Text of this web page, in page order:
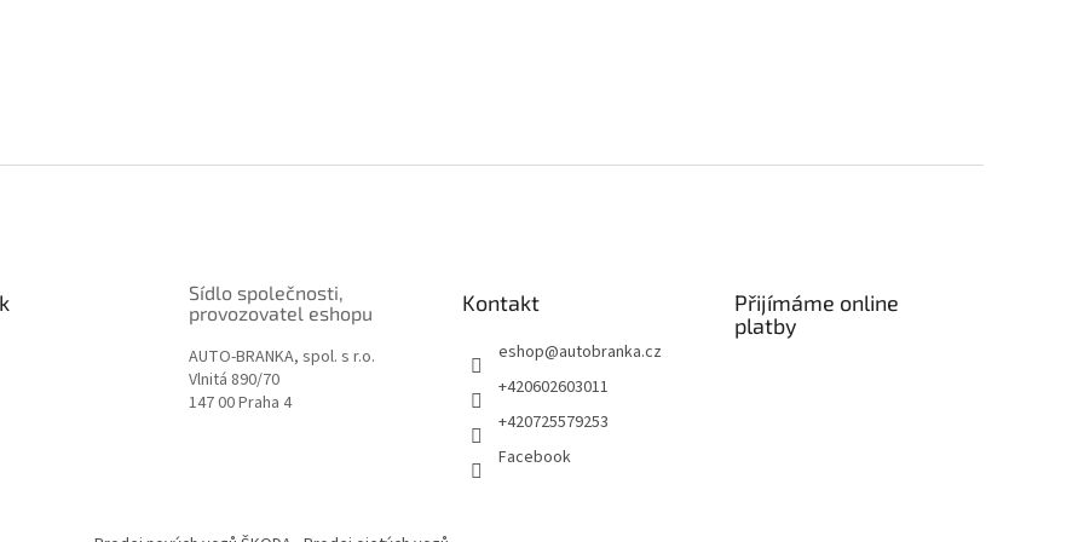
Sídlo společnosti,
provozovatel eshopu
AUTO-BRANKA, spol. s r.o.
Vlnitá 890/70
147 00 Praha 4
Kontakt
eshop@autobranka.cz
+420602603011
+420725579253
Facebook
Přijímáme online
platby